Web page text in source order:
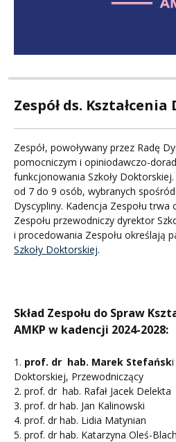
Zespół ds.
Zespół, powoływany przez Radę
pomocniczym i opiniodawczo-
funkcjonowania Szkoły
od 7 do 9 osób, wybranych
Dyscypliny. Kadencja Zespołu trwa
Zespołu przewodniczy dyrektor
i procedowania Zespołu określają
Szkoły Doktorskiej.
Skład Zespołu do Spraw
AMKP w kadencji 2024-2028:
1. prof. dr hab. Marek Stefański
Doktorskiej, Przewodniczący
2. prof. dr hab. Rafał Jacek Delekta
3. prof. dr hab. Jan Kalinowski
4. prof. dr hab. Lidia Matynian
5. prof. dr hab. Katarzyna Oleś-